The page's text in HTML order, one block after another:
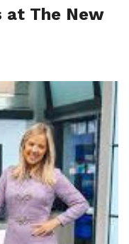
at The New